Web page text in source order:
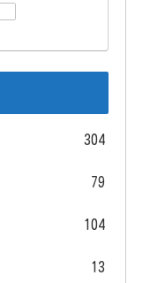
304
79
104
13